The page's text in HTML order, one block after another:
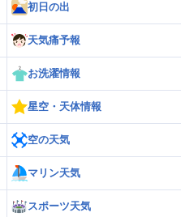
初日の出
天気痛予報
お洗濯情報
星空・天体情報
空の天気
マリン天気
スポーツ天気